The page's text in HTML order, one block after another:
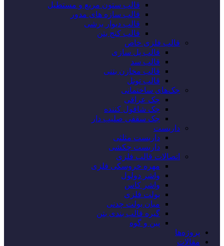
قالب ستون مربع و مستطیل
قالب سازه های مدور
قالب دیوار برشی
قالب کنج بتن
قالب فلزی خاص
قالب پل سازی
قالب سد
قالب مخازن بتنی
قالب تونل
جک‌های ساختمانی
جک عراقی
جک شاقول کننده
جک سقفی صلیب دار
داربست
داربست مثلثی
داربست چکشی
اتصالات قالب فلزی
مهره خروسکی فلزی
واشر دولول
واشر کاس
بولت فلزی
میان بولت چدنی
گیره قالب بندی بتن
پین و گوه
پروژه‌‌ها
مقالات